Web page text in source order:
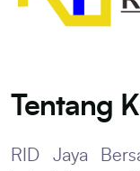
Tentang
RID Jaya